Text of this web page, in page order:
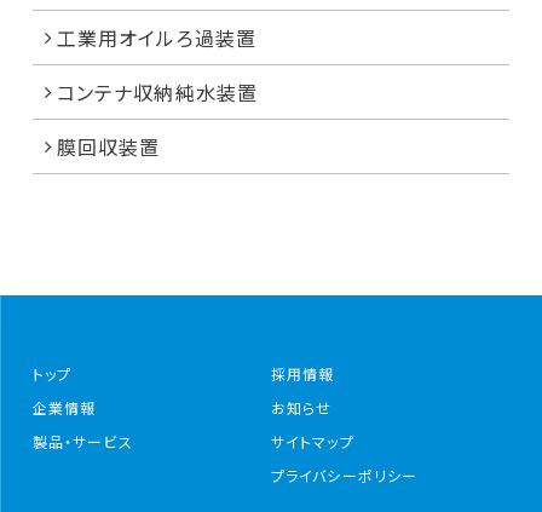
工業用オイルろ過装置
コンテナ収納純水装置
膜回収装置
トップ
企業情報
製品・サービス
採用情報
お知らせ
サイトマップ
プライバシーポリシー